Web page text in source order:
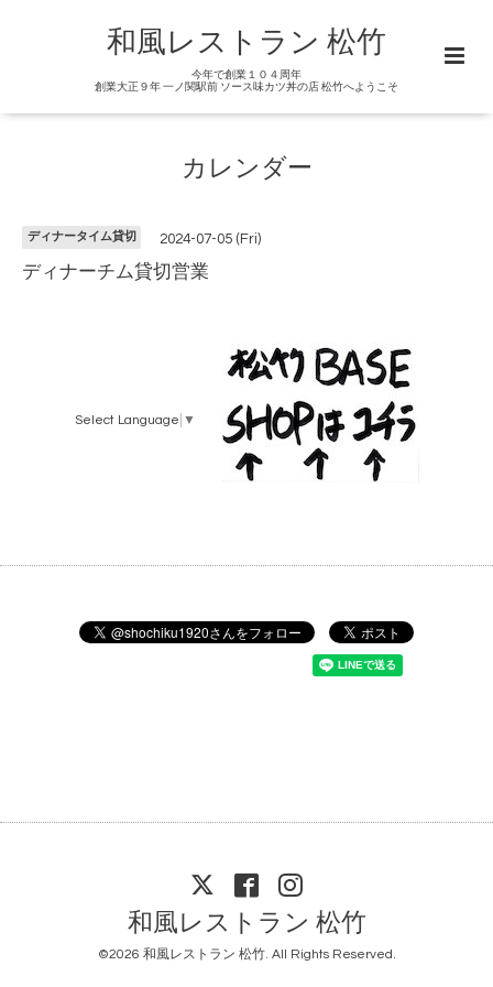
和風レストラン 松竹
今年で創業１０４周年
創業大正９年 一ノ関駅前 ソース味カツ丼の店 松竹へようこそ
カレンダー
ディナータイム貸切 2024-07-05 (Fri)
ディナーチム貸切営業
Select Language ▼
和風レストラン 松竹
©2026 和風レストラン 松竹. All Rights Reserved.